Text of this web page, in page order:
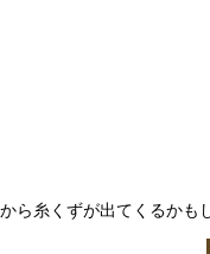
ら糸くずが出てくるか